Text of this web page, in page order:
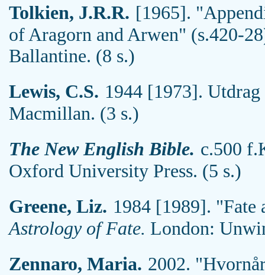
Tolkien, J.R.R. [1965].
of Aragorn and Arwen" (s.420-
Ballantine. (8 s.)
Lewis, C.S. 1944 [1973].
Macmillan. (3 s.)
The New English Bible. c.500
Oxford University Press. (5 s.)
Greene, Liz. 1984 [1989]. "Fate
Astrology of Fate. London:
Zennaro, Maria. 2002.